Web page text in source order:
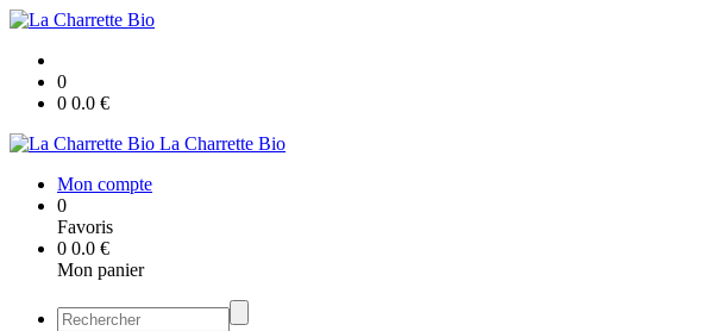
0
0 0.0 €
La Charrette Bio
Mon compte
0
Favoris
0 0.0 €
Mon panier